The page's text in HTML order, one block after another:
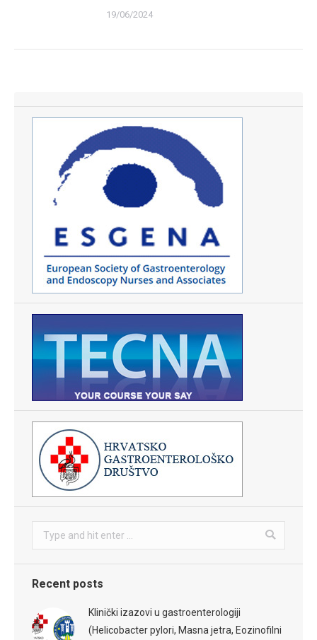
19/06/2024
Search:
Recent posts
Klinički izazovi u gastroenterologiji
(Helicobacter pylori, Masna jetra, Eozinofilni